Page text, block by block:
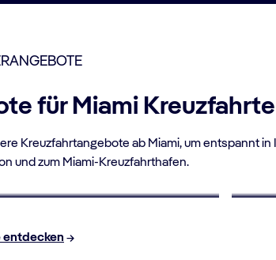
für Miami
Kreuzfahrtangebote ab Miami, um entspannt
und zum Miami-Kreuzfahrthafen.
entdecken